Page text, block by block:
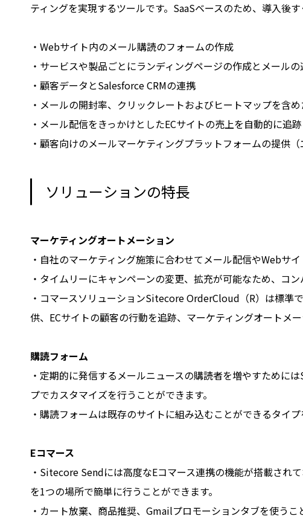
ティングを実現するツールです。SaaSベースのため、導入後
・Webサイト内のメール購読のフォームの作成
・サービスや製品ごとにランディングページの作成とメール
・顧客データとSalesforce CRMの連携
・メールの開封率、クリックレートおよびヒートマップを含
・メール配信をきっかけとしたECサイトの売上を自動的に追跡
・顧客向けのメールマーケティングプラットフォームの提供（
ソリューションの特長
マーケティングオートメーション
・自社のマーケティング施策に合わせてメール配信やWebサ
・タイムリーにキャンペーンの変更、拡充が可能なため、コ
・コマースソリューションSitecore OrderCloud（R）は標準
供、ECサイトの顧客の行動を追跡、マーケティングオートメ
購読フォーム
・定期的に発信するメールニュースの購読者を増やすために
プでカスタマイズを行うことができます。
・購読フォームは既存のサイトに組み込むことができるタイ
Eコマース
・Sitecore Sendには高度なEコマース連携の機能が搭載され
を1つの場所で簡単に行うことができます。
・カート放棄、商品推奨、Gmailプロモーションタブを使う